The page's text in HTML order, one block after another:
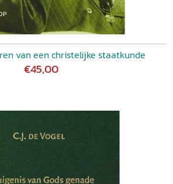
van een christelijke staatkunde
€45,00